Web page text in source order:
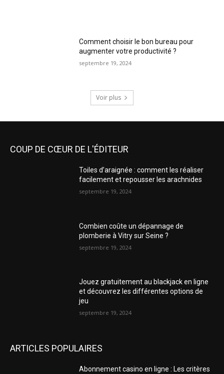
Comment choisir le bon bureau pour
augmenter votre productivité ?
septembre 19, 2024
Voir plus
COUP DE CŒUR DE L'ÉDITEUR
Toiles d’araignée : comment les réaliser
facilement et repousser les arachnides
septembre 19, 2024
Combien coûte un dépannage de
plomberie à Vitry sur Seine ?
septembre 19, 2024
Jouez gratuitement au blackjack en ligne
et découvrez les différentes options de
jeu
septembre 19, 2024
ARTICLES POPULAIRES
Abonnement casino en ligne : Les critères